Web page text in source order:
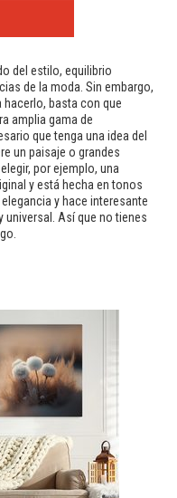
del estilo, equilibrio
de la moda. Sin embargo,
basta con que
amplia gama de
que tenga una idea del
un paisaje o grandes
por ejemplo, una
y está hecha en tonos
y hace interesante
universal. Así que no tienes